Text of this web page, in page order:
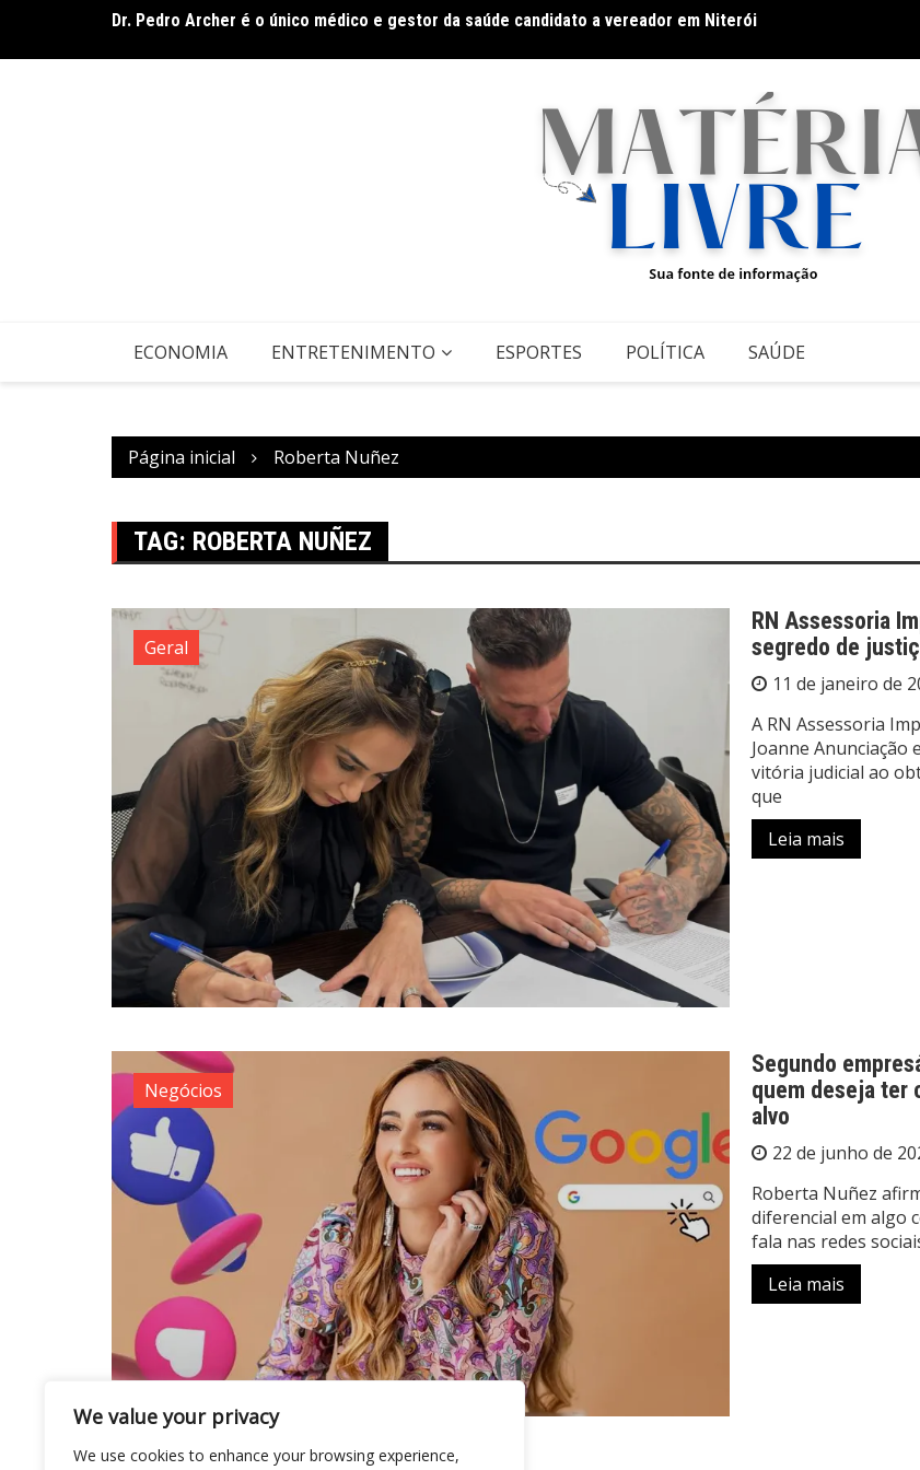
We value your privacy
We use cookies to enhance your browsing experience,
o
Dr. Pedro Archer é o único médico e gestor da saúde candidato a vereador em Niterói
ECONOMIA ENTRETENIMENTO ESPORTES POLÍTICA SAÚDE
Página inicial Roberta Nuñez
TAG: ROBERTA NUÑEZ
Geral
RN Assessoria
segredo de
11 de janeiro de
A RN Assessoria
Joanne
vitória judicial ao
que
Leia mais
Negócios
Segundo
quem deseja ter
alvo
22 de junho de
Roberta Nuñez
diferencial em algo
fala nas redes
Leia mais